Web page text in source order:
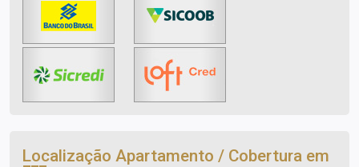
Localização Apartamento / Cobertura em